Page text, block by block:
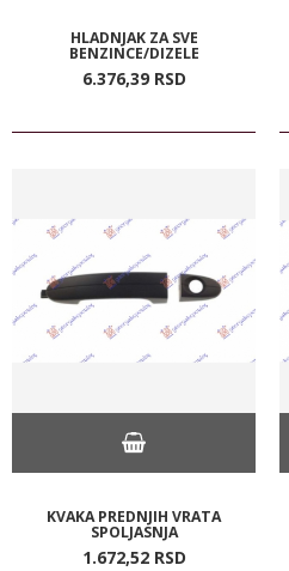
HLADNJAK ZA SVE
BENZINCE/DIZELE
6.376,39 RSD
KVAKA PREDNJIH VRATA
SPOLJASNJA
1.672,52 RSD